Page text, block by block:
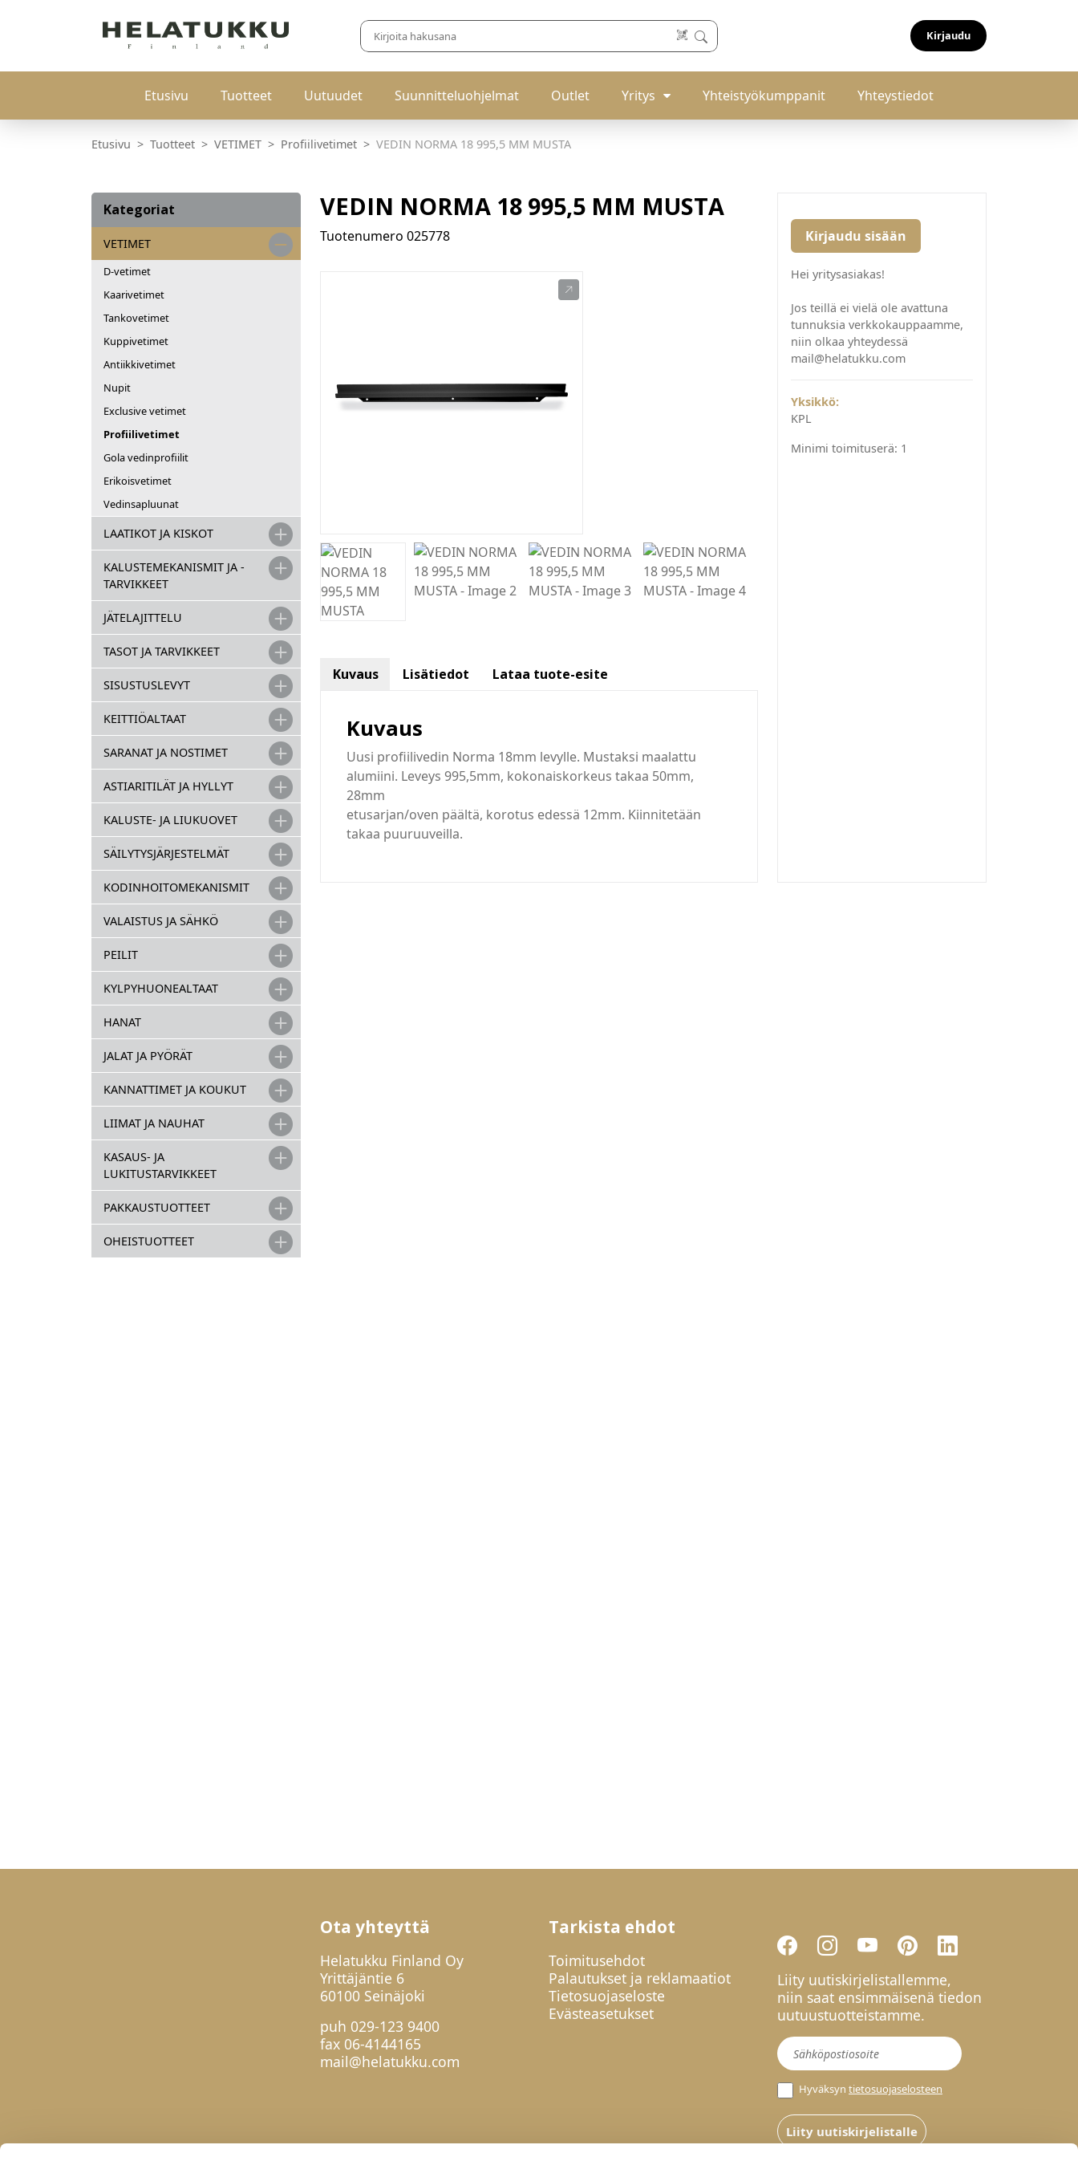
Kirjaudu
Etusivu Tuotteet Uutuudet Suunnitteluohjelmat Outlet Yritys Yhteistyökumppanit Yhteystiedot
Etusivu Tuotteet VETIMET Profiilivetimet VEDIN NORMA 18 995,5 MM MUSTA
Kategoriat
VETIMET
D-vetimet
Kaarivetimet
Tankovetimet
Kuppivetimet
Antiikkivetimet
Nupit
Exclusive vetimet
Profiilivetimet
Gola vedinprofiilit
Erikoisvetimet
Vedinsapluunat
LAATIKOT JA KISKOT
KALUSTEMEKANISMIT JA -
TARVIKKEET
JÄTELAJITTELU
TASOT JA TARVIKKEET
SISUSTUSLEVYT
KEITTIÖALTAAT
SARANAT JA NOSTIMET
ASTIARITILÄT JA HYLLYT
KALUSTE- JA LIUKUOVET
SÄILYTYSJÄRJESTELMÄT
KODINHOITOMEKANISMIT
VALAISTUS JA SÄHKÖ
PEILIT
KYLPYHUONEALTAAT
HANAT
JALAT JA PYÖRÄT
KANNATTIMET JA KOUKUT
LIIMAT JA NAUHAT
KASAUS- JA
LUKITUSTARVIKKEET
PAKKAUSTUOTTEET
OHEISTUOTTEET
VEDIN NORMA 18 995,5 MM MUSTA
Tuotenumero 025778
Kuvaus Lisätiedot Lataa tuote-esite
Kuvaus
Uusi profiilivedin Norma 18mm levylle. Mustaksi maalattu
alumiini. Leveys 995,5mm, kokonaiskorkeus takaa 50mm,
28mm
etusarjan/oven päältä, korotus edessä 12mm. Kiinnitetään
takaa puuruuveilla.
Kirjaudu sisään
Hei yritysasiakas!
Jos teillä ei vielä ole avattuna
tunnuksia verkkokauppaamme,
niin olkaa yhteydessä
mail@helatukku.com
Yksikkö:
KPL
Minimi toimituserä: 1
Ota yhteyttä
Helatukku Finland Oy
Yrittäjäntie 6
60100 Seinäjoki
puh 029-123 9400
fax 06-4144165
mail@helatukku.com
Tarkista ehdot
Toimitusehdot
Palautukset ja reklamaatiot
Tietosuojaseloste
Evästeasetukset
Liity uutiskirjelistallemme,
niin saat ensimmäisenä tiedon
uutuustuotteistamme.
Uutiskirje
Hyväksyn tietosuojaselosteen
Liity uutiskirjelistalle